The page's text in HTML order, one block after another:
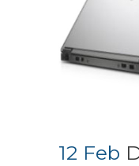
12 Feb